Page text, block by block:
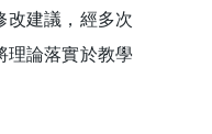
改建議，經多次
理論落實於教學